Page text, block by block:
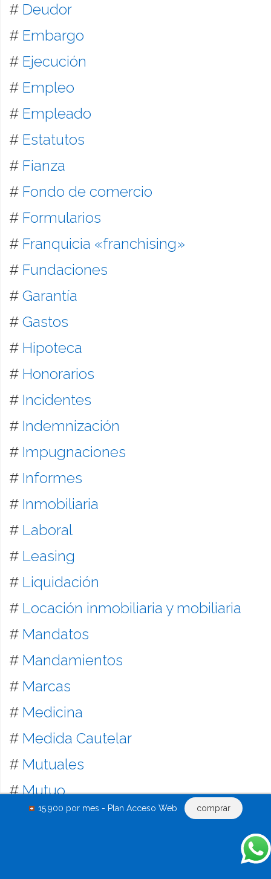
15.900 por mes - Plan Acceso Web comprar
# Deudor
# Embargo
# Ejecución
# Empleo
# Empleado
# Estatutos
# Fianza
# Fondo de comercio
# Formularios
# Franquicia «franchising»
# Fundaciones
# Garantía
# Gastos
# Hipoteca
# Honorarios
# Incidentes
# Indemnización
# Impugnaciones
# Informes
# Inmobiliaria
# Laboral
# Leasing
# Liquidación
# Locación inmobiliaria y mobiliaria
# Mandatos
# Mandamientos
# Marcas
# Medicina
# Medida Cautelar
# Mutuales
#Mutuo
Notificaciones